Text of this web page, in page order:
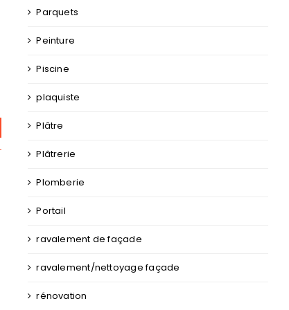
Parquets
Peinture
Piscine
plaquiste
Plâtre
Plâtrerie
Plomberie
Portail
ravalement de façade
ravalement/nettoyage façade
rénovation